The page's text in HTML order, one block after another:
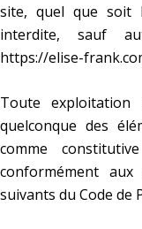
site, quel que soit
interdite, sauf
https://elise-
Toute
quelconque des
comme
conformément
suivants du Code de